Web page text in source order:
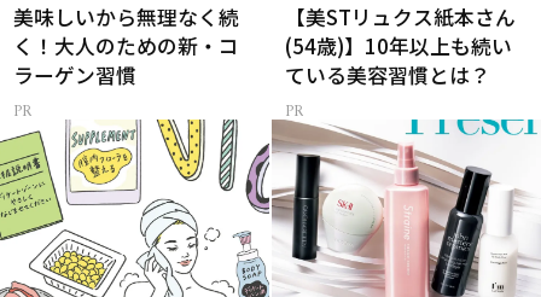
美味しいから無理なく続
く！大人のための新・コ
ラーゲン習慣
【美STリュクス紙本さん
(54歳)】10年以上も続い
ている美容習慣とは？